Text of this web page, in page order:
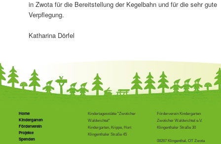
in Zwota für die Bereitstellung der Kegelbahn und für die sehr gute
Verpflegung.
Katharina Dörfel
Home
Kindergarten
Förderverein
Projekte
Spenden
Kindertagesstätte "Zwoticher
Waldwichtel"
Kindergarten, Krippe, Hort
Klingenthaler Straße 45
Förderverein Kindergarten
Zwoticher Waldwichtel e.V.
Klingenthaler Straße 30
08267 Klingenthal, OT Zwota